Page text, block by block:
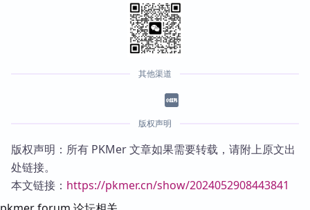
其他渠道
版权声明
版权声明：所有 PKMer 文章如果需要转载，请附上原文出
处链接。
本文链接： https://pkmer.cn/show/2024052908443841